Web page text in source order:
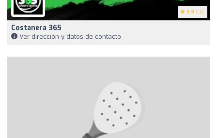
3.9 (15)
Costanera 365
Ver dirección y datos de contacto